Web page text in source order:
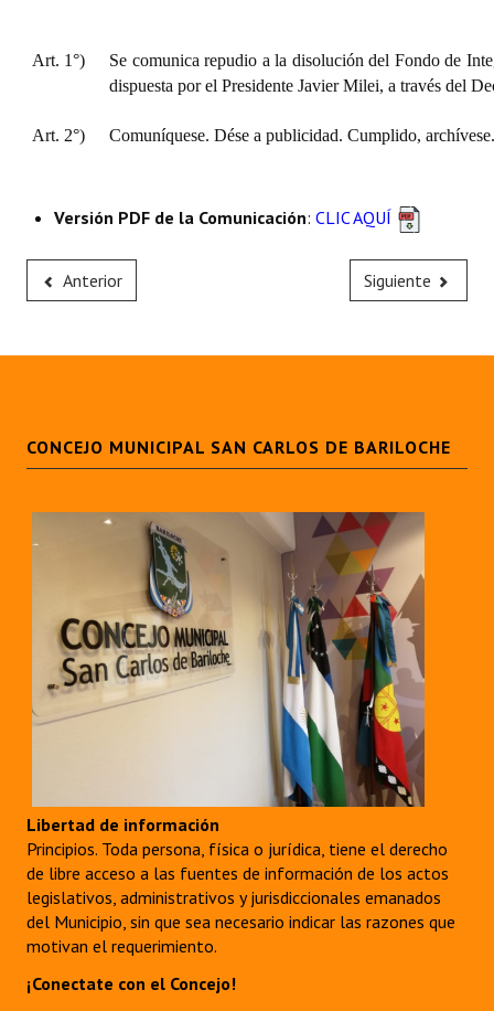
Art. 1°)
Se comunica repudio a la disolución del Fondo de
dispuesta por el Presidente Javier Milei, a través del
Art. 2°) Comuníquese. Dése a publicidad. Cumplido, archívese.
Versión PDF de la Comunicación: CLIC AQUÍ
Anterior Siguiente
CONCEJO MUNICIPAL SAN CARLOS DE BARILOCHE
Libertad de información
Principios. Toda persona, física o jurídica, tiene el derecho
de libre acceso a las fuentes de información de los actos
legislativos, administrativos y jurisdiccionales emanados
del Municipio, sin que sea necesario indicar las razones que
motivan el requerimiento.
¡Conectate con el Concejo!